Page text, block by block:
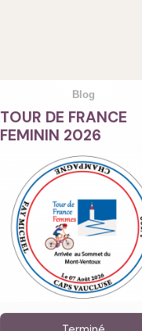
Blog
TOUR DE FRANCE
FEMININ 2026